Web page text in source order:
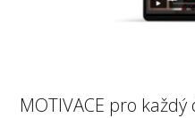
MOTIVACE pro každý